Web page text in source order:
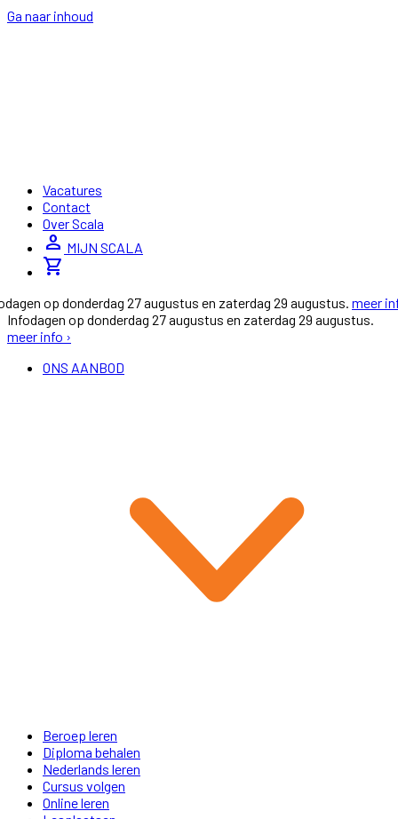
Ga naar inhoud
Vacatures
Contact
Over Scala
person MIJN SCALA
shopping_cart
op donderdag 27 augustus en zaterdag 29 augustus. meer
Infodagen op donderdag 27 augustus en zaterdag 29 augustus.
meer info ›
ONS AANBOD
Beroep leren
Diploma behalen
Nederlands leren
Cursus volgen
Online leren